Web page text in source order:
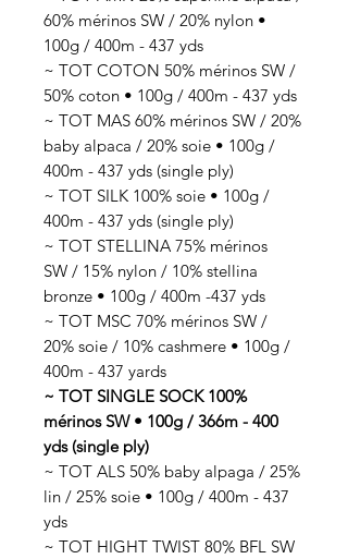
60% mérinos SW / 20% nylon •
100g / 400m - 437 yds
~ TOT COTON 50% mérinos SW /
50% coton • 100g / 400m - 437 yds
~ TOT MAS 60% mérinos SW / 20%
baby alpaca / 20% soie • 100g /
400m - 437 yds (single ply)
~ TOT SILK 100% soie • 100g /
400m - 437 yds (single ply)
~ TOT STELLINA 75% mérinos
SW / 15% nylon / 10% stellina
bronze • 100g / 400m -437 yds
~ TOT MSC 70% mérinos SW /
20% soie / 10% cashmere • 100g /
400m - 437 yards
~ TOT SINGLE SOCK 100%
mérinos SW • 100g / 366m - 400
yds (single ply)
~ TOT ALS 50% baby alpaga / 25%
lin / 25% soie • 100g / 400m - 437
yds
~ TOT HIGHT TWIST 80% BFL SW